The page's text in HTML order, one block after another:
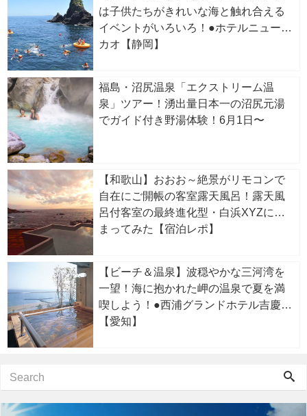
は子供たちがきれいな海と触れ合える
イベントがいろいろ！●ホテルニューア
カオ【静岡】
福島・沼尻温泉「エクストリーム温
泉」ツアー！湧出量日本一の沼尻元湯
でガイド付き野湯体験！6月1日〜
【和歌山】おおお～絶景がリモコンで
自在にご開帳の客室露天風呂！露天風
呂付客室の最終進化型・白浜XYZに泊
まってみた【宿泊レポ】
【ビーチ＆温泉】波穏やかな三河湾を
一望！海に抱かれた岬の温泉で夏を満
喫しよう！●西浦グランドホテル吉慶
【愛知】